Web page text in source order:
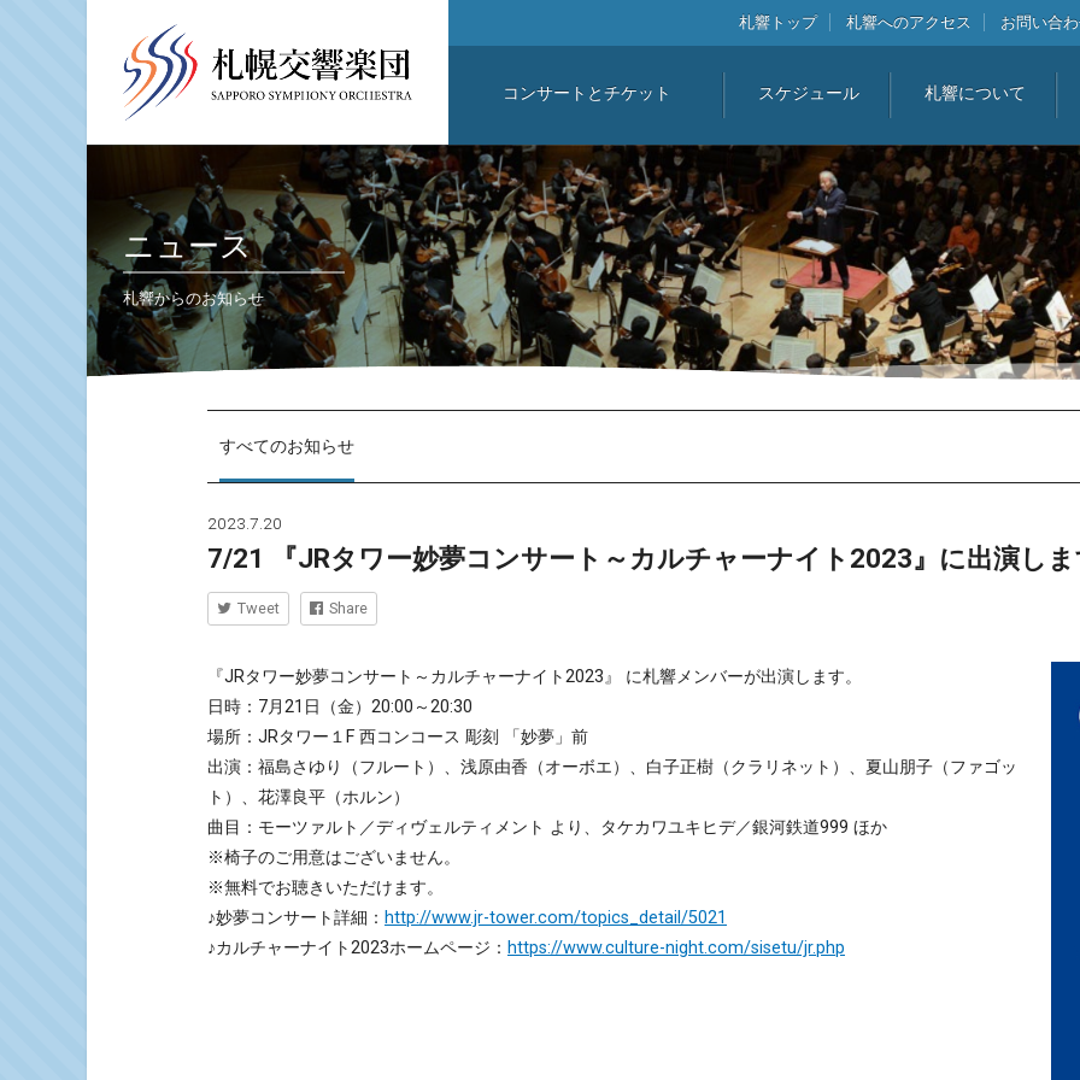
札響トップ 札響へのアクセス お問い合
コンサートとチケット スケジュール 札響について
ニュース
札響からのお知らせ
すべてのお知らせ
2023.7.20
7/21 『JRタワー妙夢コンサート～カルチャーナイト2023』に出演し
Tweet Share
『JRタワー妙夢コンサート～カルチャーナイト2023』 に札響メンバーが出演します。
日時：7月21日（金）20:00～20:30
場所：JRタワー１F 西コンコース 彫刻 「妙夢」前
出演：福島さゆり（フルート）、浅原由香（オーボエ）、白子正樹（クラリネット）、夏山朋子（ファゴッ
ト）、花澤良平（ホルン）
曲目：モーツァルト／ディヴェルティメント より、タケカワユキヒデ／銀河鉄道999 ほか
※椅子のご用意はございません。
※無料でお聴きいただけます。
♪妙夢コンサート詳細： http://www.jr-tower.com/topics_detail/5021
♪カルチャーナイト2023ホームページ： https://www.culture-night.com/sisetu/jr.php